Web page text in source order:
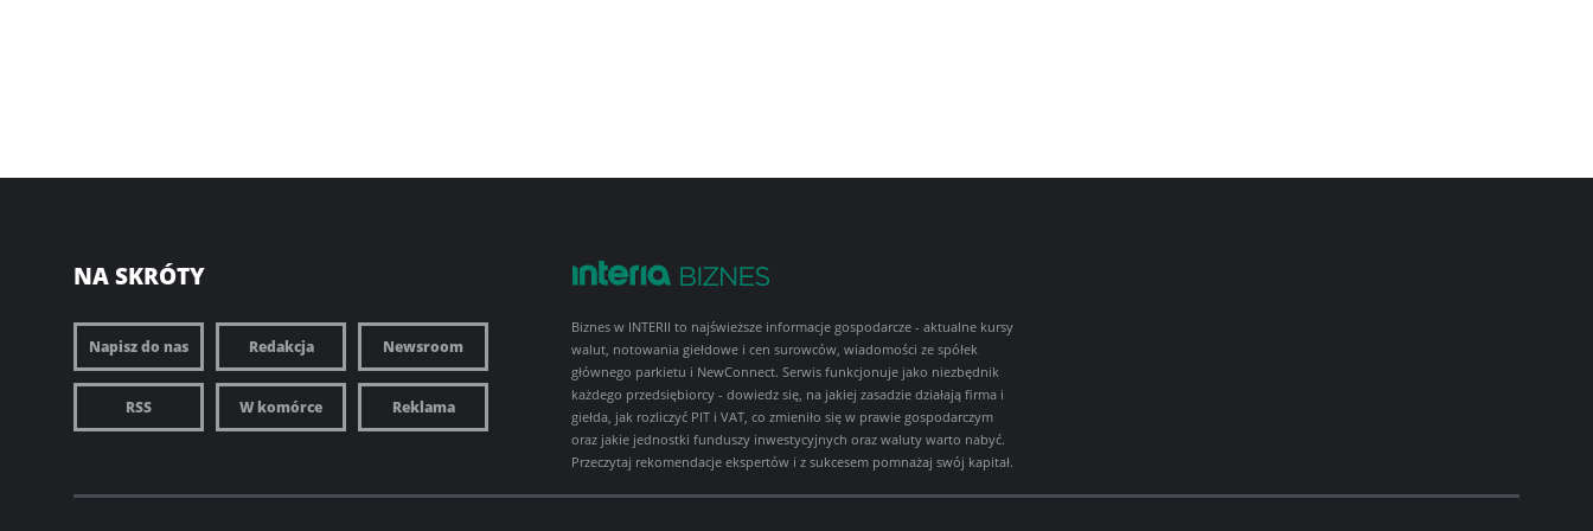
NA SKRÓTY
Napisz do nas Redakcja Newsroom
RSS W komórce Reklama
Biznes w INTERII to najświeższe informacje gospodarcze - aktualne kursy
walut, notowania giełdowe i cen surowców, wiadomości ze spółek
głównego parkietu i NewConnect. Serwis funkcjonuje jako niezbędnik
każdego przedsiębiorcy - dowiedz się, na jakiej zasadzie działają firma i
giełda, jak rozliczyć PIT i VAT, co zmieniło się w prawie gospodarczym
oraz jakie jednostki funduszy inwestycyjnych oraz waluty warto nabyć.
Przeczytaj rekomendacje ekspertów i z sukcesem pomnażaj swój kapitał.